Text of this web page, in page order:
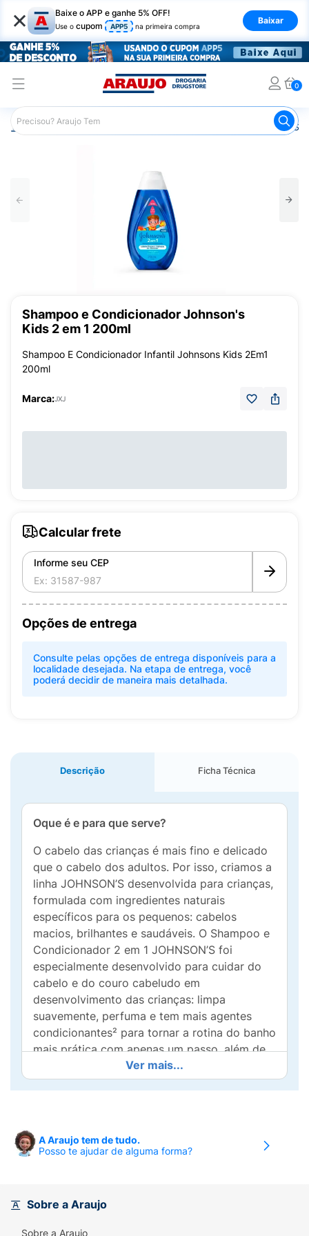
× Baixe o APP e ganhe 5% OFF!
Use o cupom APP5 na primeira compra
Baixar
0
Araujo Infantil Shampoo Infantil
Shampoo e Condicionador Johnson's
Kids 2 em 1 200ml
Shampoo E Condicionador Infantil Johnsons Kids 2Em1
200ml
Marca:JXJ
Calcular frete
Informe seu CEP
Opções de entrega
Consulte pelas opções de entrega disponíveis para a
localidade desejada. Na etapa de entrega, você
poderá decidir de maneira mais detalhada.
Descrição Ficha Técnica
Oque é e para que serve?
O cabelo das crianças é mais fino e delicado
que o cabelo dos adultos. Por isso, criamos a
linha JOHNSON’S desenvolvida para crianças,
formulada com ingredientes naturais
específicos para os pequenos: cabelos
macios, brilhantes e saudáveis. O Shampoo e
Condicionador 2 em 1 JOHNSON’S foi
especialmente desenvolvido para cuidar do
cabelo e do couro cabeludo em
desenvolvimento das crianças: limpa
suavemente, perfuma e tem mais agentes
condicionantes² para tornar a rotina do banho
mais prática com apenas um passo. além de
contar com a exclusiva fórmula CHEGA DE
LÁGRIMAS, que evita irritação nos olhos.
parabenos e sulfatos. Com pH fisiológico e
dermatologicamente testado. Frasco com
Benefícios e diferenciais:
Ver mais...
A Araujo tem de tudo.
Posso te ajudar de alguma forma?
Sobre a Araujo
Sobre a Araujo